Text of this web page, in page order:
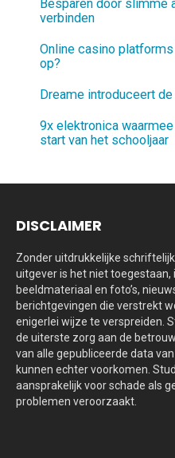
Besparen door slimme
verbinden
Online casino
op?
Dreame introduceert
9x elektronica
start van het schooljaar
DISCLAIMER
Zonder uitdrukkelijke
uitgever is het niet toegestaan,
beeldmateriaal en foto’s,
berichtgevingen die verstrekt
enigerlei wijze te verspreiden.
de uiterste zorg aan de
van alle gepubliceerde data
kunnen echter voorkomen.
aansprakelijk voor schade als
problemen veroorzaakt.